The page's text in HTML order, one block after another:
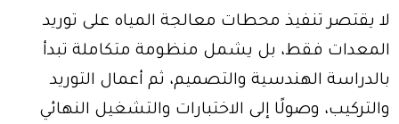
لا يقتصر تنفيذ محطات معالجة المياه على توريد
المعدات فقط، بل يشمل منظومة متكاملة تبدأ
بالدراسة الهندسية والتصميم، ثم أعمال التوريد
والتركيب، وصولًا إلى الاختبارات والتشغيل النهائي